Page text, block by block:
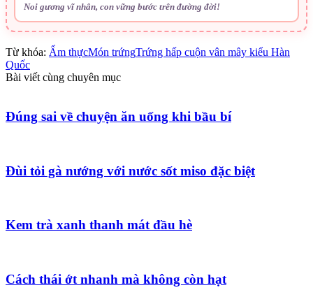
Noi gương vĩ nhân, con vững bước trên đường đời!
Từ khóa: Ẩm thựcMón trứngTrứng hấp cuộn vân mây kiểu Hàn
Quốc
Bài viết cùng chuyên mục
Đúng sai về chuyện ăn uống khi bầu bí
Đùi tỏi gà nướng với nước sốt miso đặc biệt
Kem trà xanh thanh mát đầu hè
Cách thái ớt nhanh mà không còn hạt